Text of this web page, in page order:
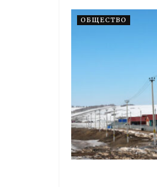
ОБЩЕСТВО